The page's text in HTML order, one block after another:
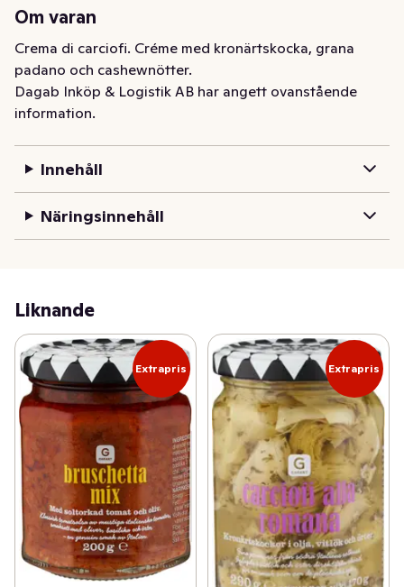
Om varan
Crema di carciofi. Créme med kronärtskocka, grana
padano och cashewnötter.
Dagab Inköp & Logistik AB har angett ovanstående
information.
Innehåll
Näringsinnehåll
Liknande
Extrapris Extrapris